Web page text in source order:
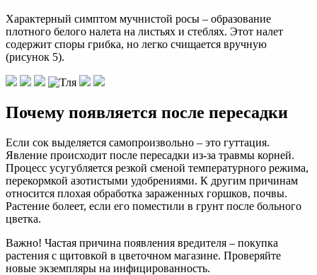
Характерный симптом мучнистой росы – образование
плотного белого налета на листьях и стеблях. Этот налет
содержит споры грибка, но легко счищается вручную
(рисунок 5).
Почему появляется после пересадки
Если сок выделяется самопроизвольно – это гуттация.
Явление происходит после пересадки из-за травмы корней.
Процесс усугубляется резкой сменой температурного режима,
перекормкой азотистыми удобрениями. К другим причинам
относится плохая обработка зараженных горшков, почвы.
Растение болеет, если его поместили в грунт после больного
цветка.
Важно! Частая причина появления вредителя – покупка
растения с щитовкой в цветочном магазине. Проверяйте
новые экземпляры на инфицированность.